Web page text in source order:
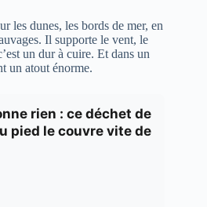
les dunes, les bords de mer, en
Il supporte le vent, le
un dur à cuire. Et dans un
un atout énorme.
rien : ce déchet de
pied le couvre vite de